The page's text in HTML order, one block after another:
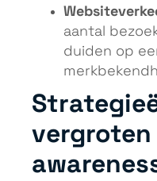
aantal
duiden op